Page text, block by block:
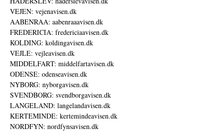
VEJEN: vejenavisen.dk
AABENRAA: aabenraaavisen.dk
FREDERICIA: fredericiaavisen.dk
KOLDING: koldingavisen.dk
VEJLE: vejleavisen.dk
MIDDELFART: middelfartavisen.dk
ODENSE: odenseavisen.dk
NYBORG: nyborgavisen.dk
SVENDBORG: svendborgavisen.dk
LANGELAND: langelandavisen.dk
KERTEMINDE: kertemindeavisen.dk
NORDFYN: nordfynsavisen.dk